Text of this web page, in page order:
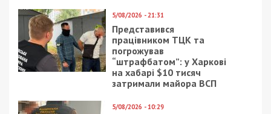
5/08/2026 - 21:31
Представився
працівником ТЦК та
погрожував
“штрафбатом”: у Харкові
на хабарі $10 тисяч
затримали майора ВСП
5/08/2026 - 10:29